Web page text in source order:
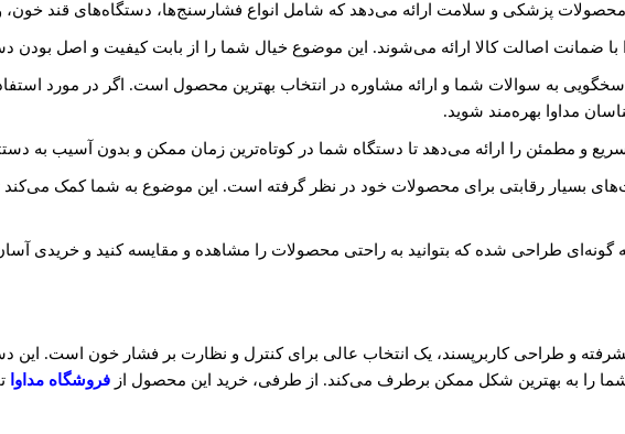
پزشکی و سلامت ارائه می‌دهد که شامل انواع فشارسنج‌ها، دستگاه‌های قند
ضمانت اصالت کالا ارائه می‌شوند. این موضوع خیال شما را از بابت کیفیت و اصل بودن
پاسخگویی به سوالات شما و ارائه مشاوره در انتخاب بهترین محصول است. اگر در مورد
مداوا بهره‌مند شوید.
و مطمئن را ارائه می‌دهد تا دستگاه شما در کوتاه‌ترین زمان ممکن و بدون آسیب به
بسیار رقابتی برای محصولات خود در نظر گرفته است. این موضوع به شما کمک می‌کند
گونه‌ای طراحی شده که بتوانید به راحتی محصولات را مشاهده و مقایسه کنید و خریدی
و طراحی کاربرپسند، یک انتخاب عالی برای کنترل و نظارت بر فشار خون است. این
شما را به بهترین شکل ممکن برطرف می‌کند. از طرفی، خرید این محصول از فروشگاه مداوا